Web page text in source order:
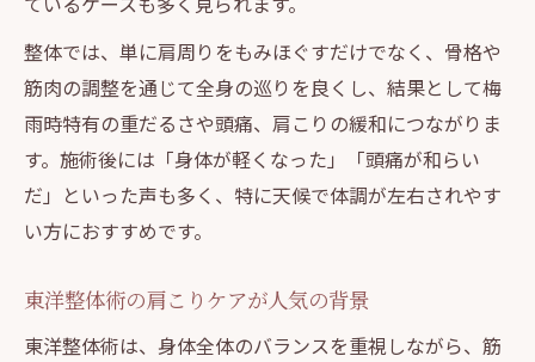
整体では、単に肩周りをもみほぐすだけでなく、骨格や
筋肉の調整を通じて全身の巡りを良くし、結果として梅
雨時特有の重だるさや頭痛、肩こりの緩和につながりま
す。施術後には「身体が軽くなった」「頭痛が和らい
だ」といった声も多く、特に天候で体調が左右されやす
い方におすすめです。
東洋整体術の肩こりケアが人気の背景
東洋整体術は、身体全体のバランスを重視しながら、筋